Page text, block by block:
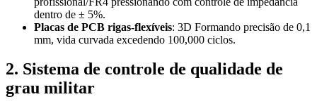
dentro de ± 5%.
Placas de PCB rigas-flexíveis: 3D Formando precisão de 0,1
mm, vida curvada excedendo 100,000 ciclos.
2. Sistema de controle de qualidade de
grau militar